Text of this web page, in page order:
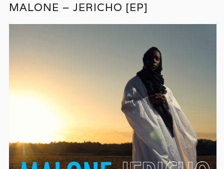
MALONE – JERICHO [EP]